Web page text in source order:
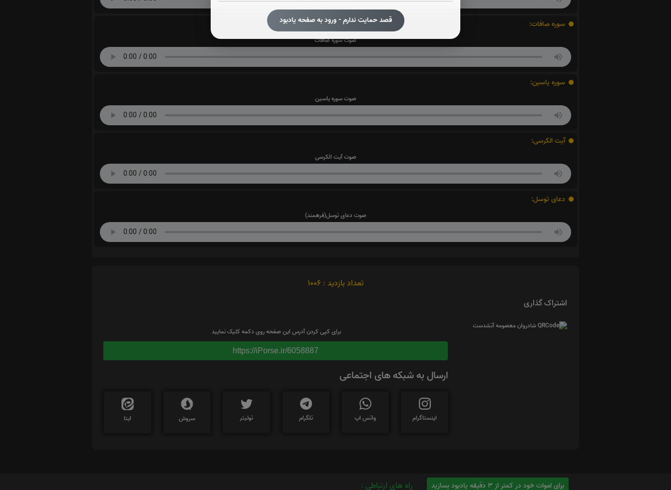
قصد حمایت ندارم - ورود به صفحه یادبود سوره صافات:
صوت سوره صافات
سوره یاسین:
صوت سوره یاسین
آیت الکرسی:
صوت آیت الکرسی
دعای توسل:
صوت دعای توسل(فرهمند)
تعداد بازدید : 1006
اشتراک گذاری
برای کپی کردن آدرس این صفحه روی دکمه کلیک نمایید
https://iPorse.ir/6058887
ارسال به شبکه های اجتماعی
اینستاگرام واتس اپ تلگرام توئیتر سروش ایتا
برای اموات خود در کمتر از 3 دقیقه یادبود بسازید راه های ارتباطی :